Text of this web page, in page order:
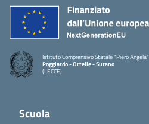
Istituto Comprensivo Statale "Piero Angela"
Poggiardo - Ortelle - Surano
(LECCE)
Scuola